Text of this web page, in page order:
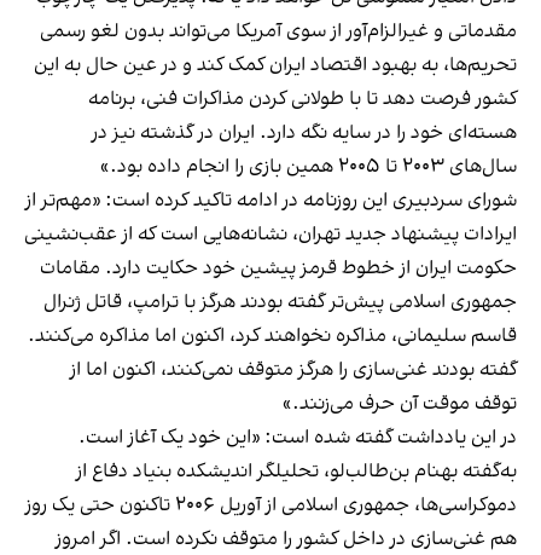
مقدماتی و غیرالزام‌آور از سوی آمریکا می‌تواند بدون لغو رسمی
تحریم‌ها، به بهبود اقتصاد ایران کمک کند و در عین حال به این
کشور فرصت دهد تا با طولانی کردن مذاکرات فنی، برنامه
هسته‌ای خود را در سایه نگه دارد. ایران در گذشته نیز در
سال‌های ۲۰۰۳ تا ۲۰۰۵ همین بازی‌ را انجام داده بود.»
شورای سردبیری این روزنامه در ادامه تاکید کرده است: «مهم‌تر از
ایرادات پیشنهاد جدید تهران، نشانه‌هایی است که از عقب‌نشینی
حکومت ایران از خطوط قرمز پیشین خود حکایت دارد. مقامات
جمهوری اسلامی پیش‌تر گفته بودند هرگز با ترامپ، قاتل ژنرال
قاسم سلیمانی، مذاکره نخواهند کرد، اکنون اما مذاکره می‌کنند.
گفته بودند غنی‌سازی را هرگز متوقف نمی‌کنند، اکنون اما از
توقف موقت آن حرف می‌زنند.»
در این یادداشت گفته شده است: «این خود یک آغاز است.
به‌گفته بهنام بن‌طالب‌لو، تحلیلگر اندیشکده بنیاد دفاع از
دموکراسی‌ها، جمهوری اسلامی از آوریل ۲۰۰۶ تاکنون حتی یک روز
هم غنی‌سازی در داخل کشور را متوقف نکرده است. اگر امروز